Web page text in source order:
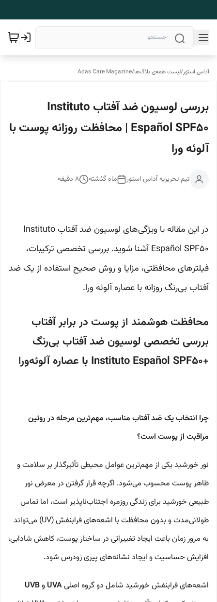
آداس استور/لیست همه‌ی بلاگ‌ها/
Adas Care Magazine
بررسی لوسیون ضد آفتاب Instituto
Español SPF50 | محافظت روزانه پوست با
آلوئه ورا
تیم تحریریه آداس استور ماه گذشته 8 دقیقه
در این مقاله با ویژگی‌های لوسیون ضد آفتاب Instituto
Español SPF50 آشنا شوید. بررسی تخصصی ترکیبات،
فیلترهای محافظتی، مزایا و روش صحیح استفاده از یک ضد
آفتاب بی‌رنگ روزانه با عصاره آلوئه ورا.
محافظت هوشمند از پوست در برابر آفتاب
بررسی تخصصی لوسیون ضد آفتاب بی‌رنگ
+Instituto Español SPF50 با عصاره آلوئه‌ورا
چرا انتخاب یک ضد آفتاب مناسب، مهم‌ترین مرحله در روتین
مراقبت از پوست است؟
نور خورشید یکی از مهم‌ترین عوامل محیطی تأثیرگذار بر سلامت و
ظاهر پوست محسوب می‌شود. اگرچه قرار گرفتن در معرض نور
طبیعی خورشید برای زندگی روزمره اجتناب‌ناپذیر است، اما تماس
طولانی‌مدت و بدون محافظت با اشعه‌های فرابنفش (UV) می‌تواند
به مرور زمان باعث ایجاد تغییراتی در ساختار پوست، کاهش شادابی،
افزایش حساسیت و ایجاد نشانه‌های پیری زودرس شود.
اشعه‌های فرابنفش خورشید شامل دو گروه اصلیUVA وUVB